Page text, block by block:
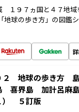
１９７ヵ国と４７地域
地球の歩き方」の図鑑
２ 地球の歩き方
喜界島 加計呂麻
） ５訂版